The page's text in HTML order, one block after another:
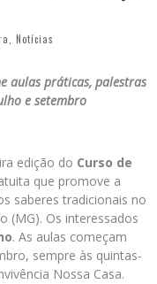
, Notícias
aulas práticas, palestras
e setembro
edição do Curso de
que promove a
saberes tradicionais no
(MG). Os interessados
. As aulas começam
sempre às quintas-
Nossa Casa.